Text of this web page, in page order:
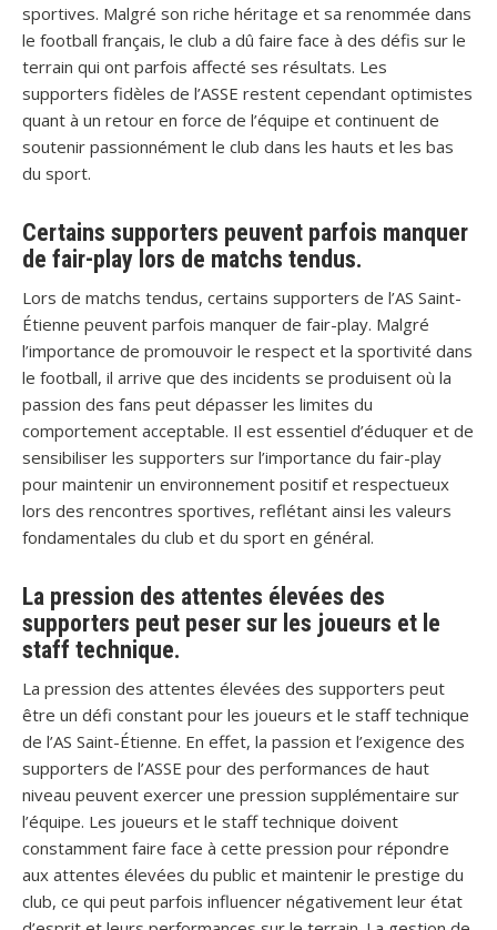
sportives. Malgré son riche héritage et sa renommée dans
le football français, le club a dû faire face à des défis sur le
terrain qui ont parfois affecté ses résultats. Les
supporters fidèles de l’ASSE restent cependant optimistes
quant à un retour en force de l’équipe et continuent de
soutenir passionnément le club dans les hauts et les bas
du sport.
Certains supporters peuvent parfois manquer
de fair-play lors de matchs tendus.
Lors de matchs tendus, certains supporters de l’AS Saint-
Étienne peuvent parfois manquer de fair-play. Malgré
l’importance de promouvoir le respect et la sportivité dans
le football, il arrive que des incidents se produisent où la
passion des fans peut dépasser les limites du
comportement acceptable. Il est essentiel d’éduquer et de
sensibiliser les supporters sur l’importance du fair-play
pour maintenir un environnement positif et respectueux
lors des rencontres sportives, reflétant ainsi les valeurs
fondamentales du club et du sport en général.
La pression des attentes élevées des
supporters peut peser sur les joueurs et le
staff technique.
La pression des attentes élevées des supporters peut
être un défi constant pour les joueurs et le staff technique
de l’AS Saint-Étienne. En effet, la passion et l’exigence des
supporters de l’ASSE pour des performances de haut
niveau peuvent exercer une pression supplémentaire sur
l’équipe. Les joueurs et le staff technique doivent
constamment faire face à cette pression pour répondre
aux attentes élevées du public et maintenir le prestige du
club, ce qui peut parfois influencer négativement leur état